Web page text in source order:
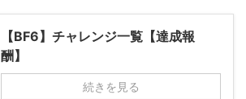
【BF6】チャレンジ一覧【達成報
酬】
続きを見る